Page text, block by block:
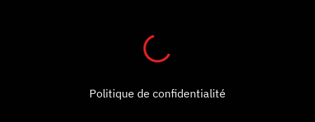
Politique de confidentialité